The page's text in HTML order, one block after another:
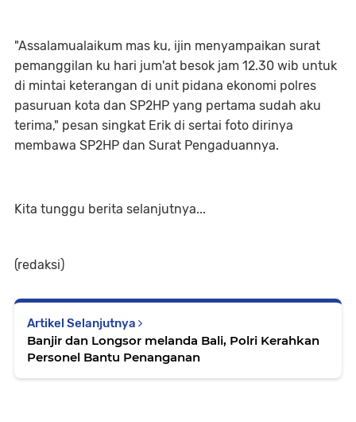
"Assalamualaikum mas ku, ijin menyampaikan surat
pemanggilan ku hari jum'at besok jam 12.30 wib untuk
di mintai keterangan di unit pidana ekonomi polres
pasuruan kota dan SP2HP yang pertama sudah aku
terima," pesan singkat Erik di sertai foto dirinya
membawa SP2HP dan Surat Pengaduannya.
Kita tunggu berita selanjutnya...
(redaksi)
Artikel Selanjutnya
Banjir dan Longsor melanda Bali, Polri Kerahkan
Personel Bantu Penanganan